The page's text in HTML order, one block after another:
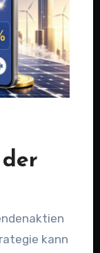
kann